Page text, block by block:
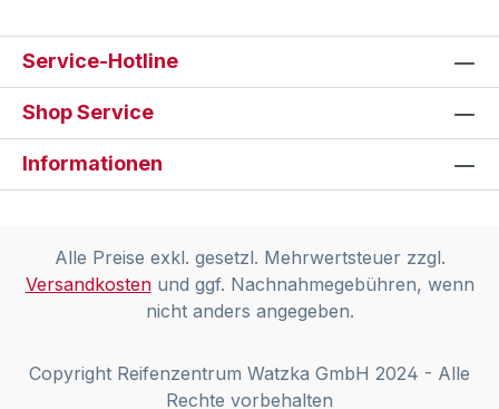
Service-Hotline
Shop Service
Informationen
Alle Preise exkl. gesetzl. Mehrwertsteuer zzgl.
Versandkostenund ggf. Nachnahmegebühren, wenn
nicht anders angegeben.
Copyright Reifenzentrum Watzka GmbH 2024 - Alle
Rechte vorbehalten